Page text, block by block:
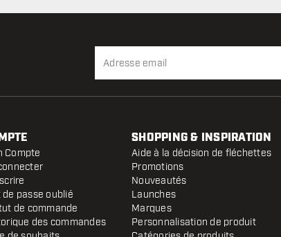
Compte
de passe oublié
de commande
des commandes
SHOPPING & INSPIRATION
Aide à la décision de fléchettes
Promotions
Nouveautés
Launches
Marques
Personnalisation de produit